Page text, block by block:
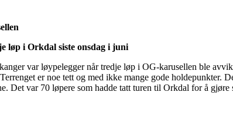
løp i Orkdal siste onsdag i juni
var løypelegger når tredje løp i OG-karusellen ble
er noe tett og med ikke mange gode holdepunkter.
Det var 70 løpere som hadde tatt turen til Orkdal for å gjøre